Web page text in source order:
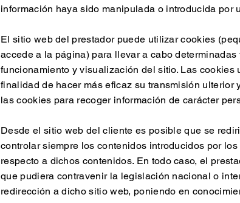
información haya sido manipulada o introducida por
El sitio web del prestador puede utilizar cookies
accede a la página) para llevar a cabo
funcionamiento y visualización del sitio. Las
finalidad de hacer más eficaz su transmisión
las cookies para recoger información de carácter
Desde el sitio web del cliente es posible que se
controlar siempre los contenidos introducidos por
respecto a dichos contenidos. En todo caso, el
que pudiera contravenir la legislación nacional o
redirección a dicho sitio web, poniendo en